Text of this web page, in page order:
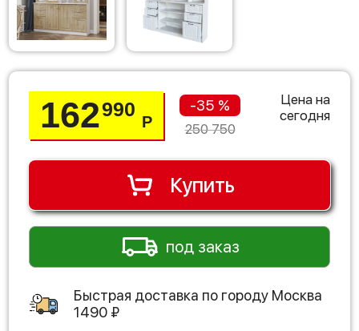
162990
Р
-35 %
250 750
Цена на
сегодня
Купить
под заказ
Быстрая доставка по городу Москва
1490 ₽